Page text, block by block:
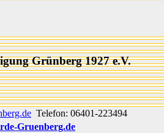
Grünberg 1927 e.V.
Telefon: 06401-223494
Gruenberg.de